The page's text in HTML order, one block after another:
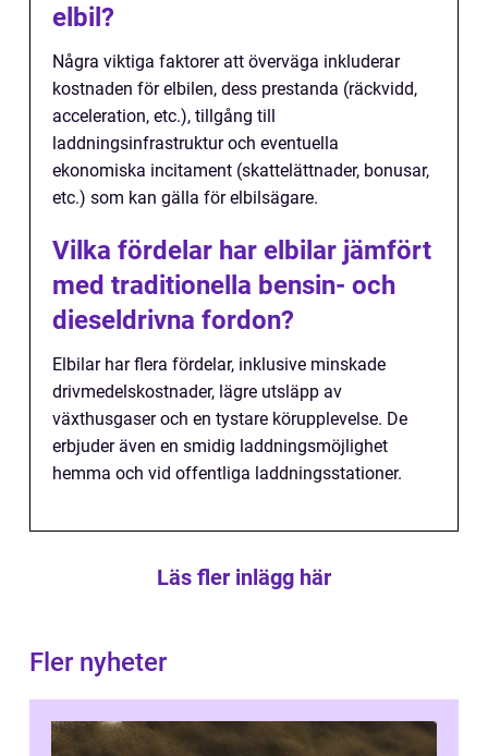
elbil?
Några viktiga faktorer att överväga inkluderar
kostnaden för elbilen, dess prestanda (räckvidd,
acceleration, etc.), tillgång till
laddningsinfrastruktur och eventuella
ekonomiska incitament (skattelättnader, bonusar,
etc.) som kan gälla för elbilsägare.
Vilka fördelar har elbilar jämfört
med traditionella bensin- och
dieseldrivna fordon?
Elbilar har flera fördelar, inklusive minskade
drivmedelskostnader, lägre utsläpp av
växthusgaser och en tystare körupplevelse. De
erbjuder även en smidig laddningsmöjlighet
hemma och vid offentliga laddningsstationer.
Läs fler inlägg här
Fler nyheter